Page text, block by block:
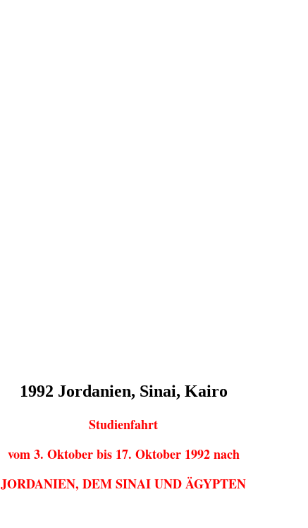
1992 Jordanien, Sinai, Kairo
Studienfahrt
vom 3. Oktober bis 17. Oktober 1992 nach
JORDANIEN, DEM SINAI UND ÄGYPTEN